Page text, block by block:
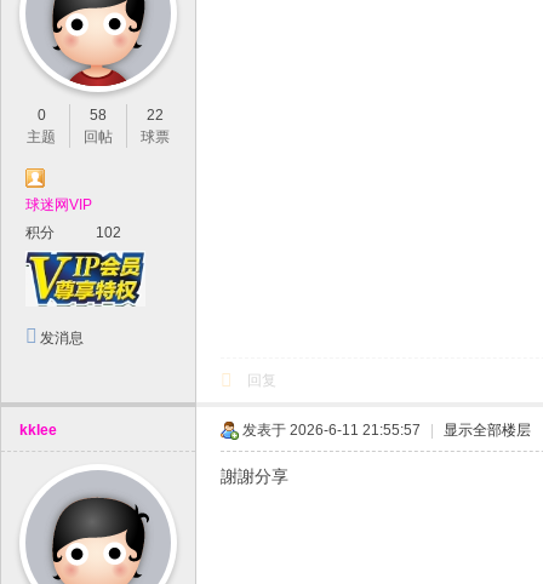
0
主题
58
回帖
22
球票
球迷网VIP
积分
102
发消息
回复
kklee 发表于 2026-6-11 21:55:57 显示全部楼层
謝謝分享